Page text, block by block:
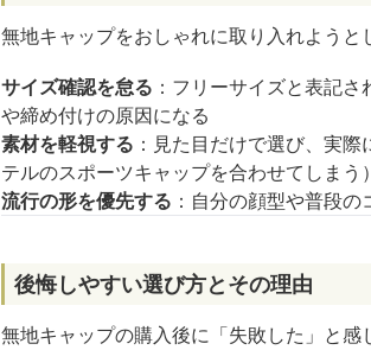
無地キャップをおしゃれに取り入れようと
サイズ確認を怠る ：フリーサイズと表記
や締め付けの原因になる
素材を軽視する ：見た目だけで選び、実
テルのスポーツキャップを合わせてしまう）
流行の形を優先する ：自分の顔型や普段
後悔しやすい選び方とその理由
無地キャップの購入後に「失敗した」と感